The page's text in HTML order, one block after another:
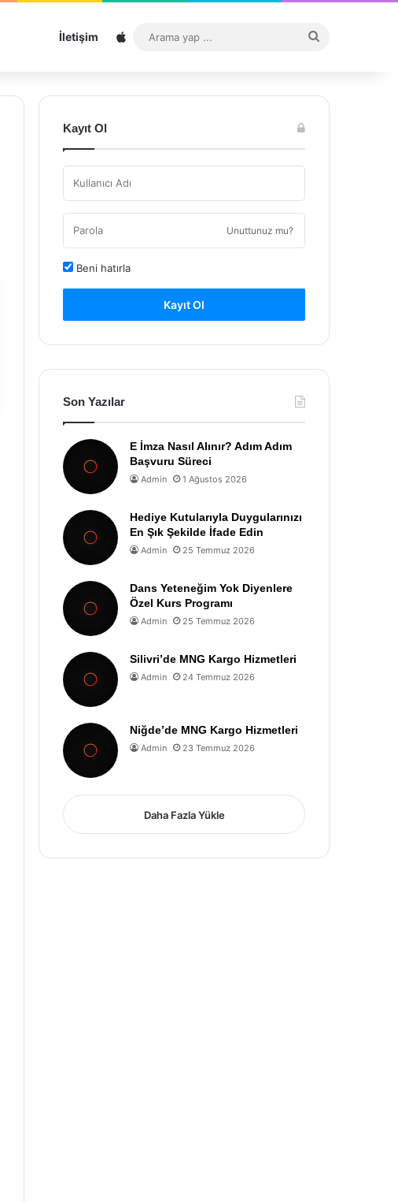
İletişim Sitemap
...
Kayıt Ol
Unuttunuz mu?
Beni hatırla
Kayıt Ol
Son Yazılar
E İmza Nasıl Alınır? Adım Adım
Başvuru Süreci
Admin 1 Ağustos 2026
Hediye Kutularıyla Duygularınızı
En Şık Şekilde İfade Edin
Admin 25 Temmuz 2026
Dans Yeteneğim Yok Diyenlere
Özel Kurs Programı
Admin 25 Temmuz 2026
Silivri’de MNG Kargo Hizmetleri
Admin 24 Temmuz 2026
Niğde’de MNG Kargo Hizmetleri
Admin 23 Temmuz 2026
Daha Fazla Yükle